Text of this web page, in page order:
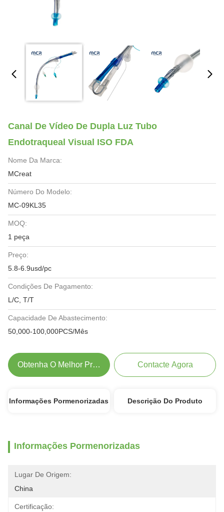
Canal De Vídeo De Dupla Luz Tubo
Endotraqueal Visual ISO FDA
Nome Da Marca:
MCreat
Número Do Modelo:
MC-09KL35
MOQ:
1 peça
Preço:
5.8-6.9usd/pc
Condições De Pagamento:
L/C, T/T
Capacidade De Abastecimento:
50,000-100,000PCS/Mês
Obtenha O Melhor Preço Contacte Agora
Informações Pormenorizadas Descrição Do Produto
Informações Pormenorizadas
Lugar De Origem:
China
Certificação: